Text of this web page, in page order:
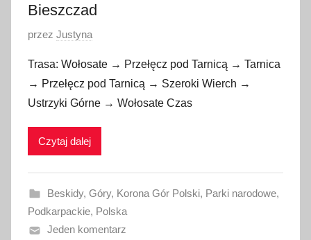
Bieszczad
O
u
b
l
i
a
n
o
przez Justyna
Trasa: Wołosate → Przełęcz pod Tarnicą → Tarnica
→ Przełęcz pod Tarnicą → Szeroki Wierch →
Ustrzyki Górne → Wołosate Czas
Czytaj dalej
Beskidy, Góry, Korona Gór Polski, Parki narodowe,
Podkarpackie, Polska
Jeden komentarz